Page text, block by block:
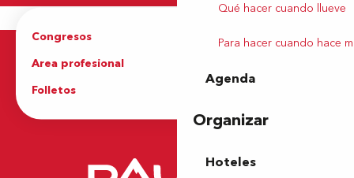
Qué hacer cuando llueve
Para hacer cuando hace
Agenda
Organizar
Hoteles
Congresos
Area profesional
Folletos
Oficina de Turismo